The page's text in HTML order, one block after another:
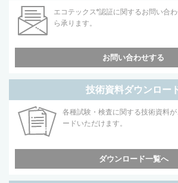
エコテックス®認証に関するお問い合
ら承ります。
お問い合わせする
技術資料ダウンロー
各種試験・検査に関する技術資料
ードいただけます。
ダウンロード一覧へ